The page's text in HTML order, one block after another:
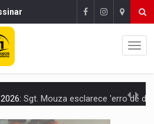
Sgt. Mouza esclarece 'erro de digitação' em declaração de
Sinjur parabeniza servidores pelo adicional de incentivo com